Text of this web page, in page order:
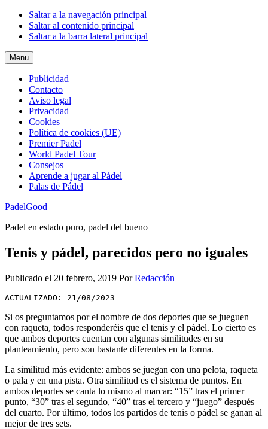
Saltar a la navegación principal
Saltar al contenido principal
Saltar a la barra lateral principal
Menu
Publicidad
Contacto
Aviso legal
Privacidad
Cookies
Política de cookies (UE)
Premier Padel
World Padel Tour
Consejos
Aprende a jugar al Pádel
Palas de Pádel
PadelGood
Padel en estado puro, padel del bueno
Tenis y pádel, parecidos pero no iguales
Publicado el 20 febrero, 2019 PorRedacción
ACTUALIZADO: 21/08/2023
Si os preguntamos por el nombre de dos deportes que se jueguen
con raqueta, todos responderéis que el tenis y el pádel. Lo cierto es
que ambos deportes cuentan con algunas similitudes en su
planteamiento, pero son bastante diferentes en la forma.
La similitud más evidente: ambos se juegan con una pelota, raqueta
o pala y en una pista. Otra similitud es el sistema de puntos. En
ambos deportes se canta lo mismo al marcar: “15” tras el primer
punto, “30” tras el segundo, “40” tras el tercero y “juego” después
del cuarto. Por último, todos los partidos de tenis o pádel se ganan al
mejor de tres sets.